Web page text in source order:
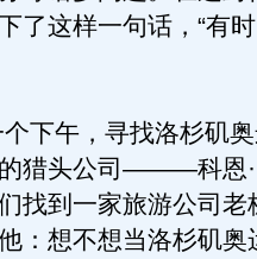
了这样一句话，“有
午，寻找洛杉矶奥
猎头公司———科恩
找到一家旅游公司老
：想不想当洛杉矶奥